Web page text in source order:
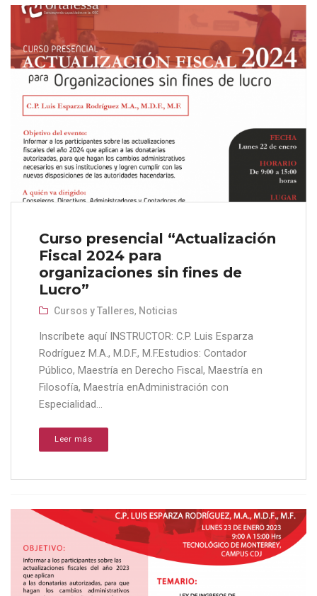
Curso presencial “Actualización
Fiscal 2024 para
organizaciones sin fines de
Lucro”
Cursos y Talleres, Noticias
Inscríbete aquí INSTRUCTOR: C.P. Luis Esparza
Rodríguez M.A., M.D.F., M.F.Estudios: Contador
Público, Maestría en Derecho Fiscal, Maestría en
Filosofía, Maestría enAdministración con
Especialidad...
Leer más